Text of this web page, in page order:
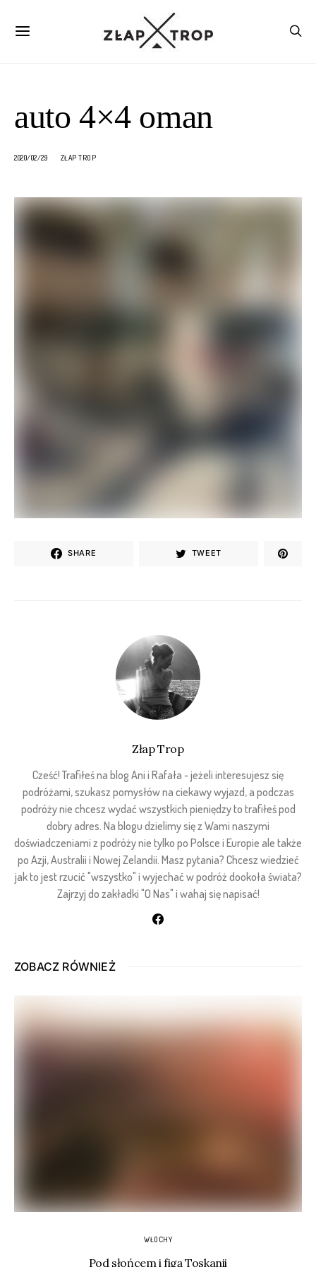
auto 4×4 oman
2020/02/29 ZŁAP TROP
SHARE TWEET
Złap Trop
Cześć! Trafiłeś na blog Ani i Rafała - jeżeli interesujesz się
podróżami, szukasz pomysłów na ciekawy wyjazd, a podczas
podróży nie chcesz wydać wszystkich pieniędzy to trafiłeś pod
dobry adres. Na blogu dzielimy się z Wami naszymi
doświadczeniami z podróży nie tylko po Polsce i Europie ale także
po Azji, Australii i Nowej Zelandii. Masz pytania? Chcesz wiedzieć
jak to jest rzucić "wszystko" i wyjechać w podróż dookoła świata?
Zajrzyj do zakładki "O Nas" i wahaj się napisać!
ZOBACZ RÓWNIEŻ
WŁOCHY
Pod słońcem i figą Toskanii